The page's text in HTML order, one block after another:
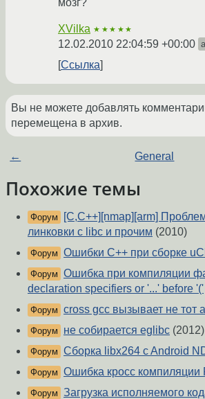
мозг?
XVilka ★★★★★
12.02.2010 22:04:59 +00:00
Ссылка
Вы не можете добавлять
перемещена в архив.
← General
Похожие темы
Форум
[C,C++][nmap][arm]
линковки с libc и прочим (2010)
Форум Ошибки С++ при сборке
Форум Ошибка при компиляции
declaration specifiers or '...' before '('
Форум cross gcc вызывает не тот
Форум не собирается eglibc (2012)
Форум Сборка libx264 c Android
Форум Ошибка кросс компиляции
Форум Загрузка исполняемого